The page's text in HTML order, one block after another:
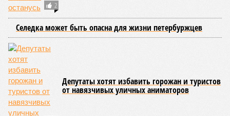
2
Селедка может быть опасна для жизни петербуржцев
Депутаты хотят избавить горожан и туристов
от навязчивых уличных аниматоров